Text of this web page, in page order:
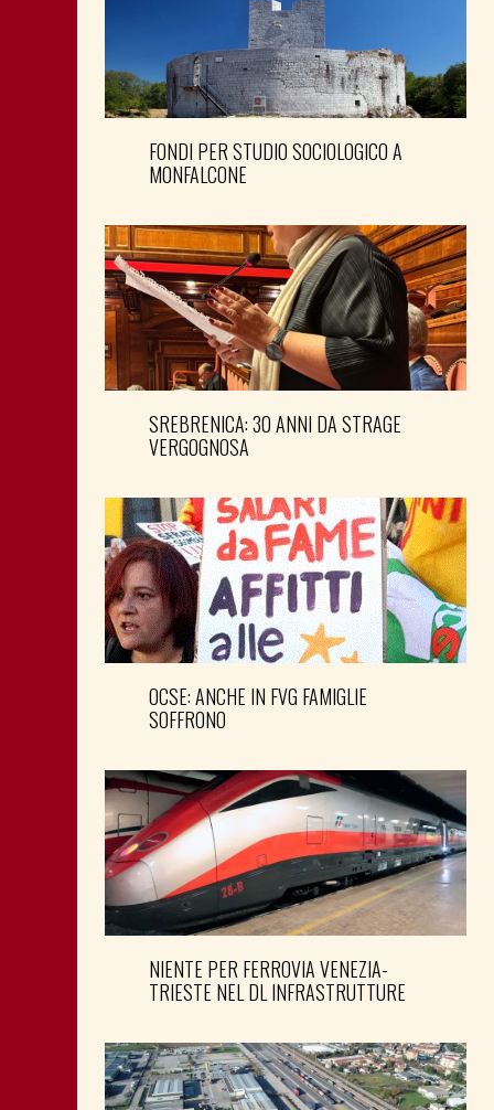
FONDI PER STUDIO SOCIOLOGICO A
MONFALCONE
SREBRENICA: 30 ANNI DA STRAGE
VERGOGNOSA
OCSE: ANCHE IN FVG FAMIGLIE
SOFFRONO
NIENTE PER FERROVIA VENEZIA-
TRIESTE NEL DL INFRASTRUTTURE